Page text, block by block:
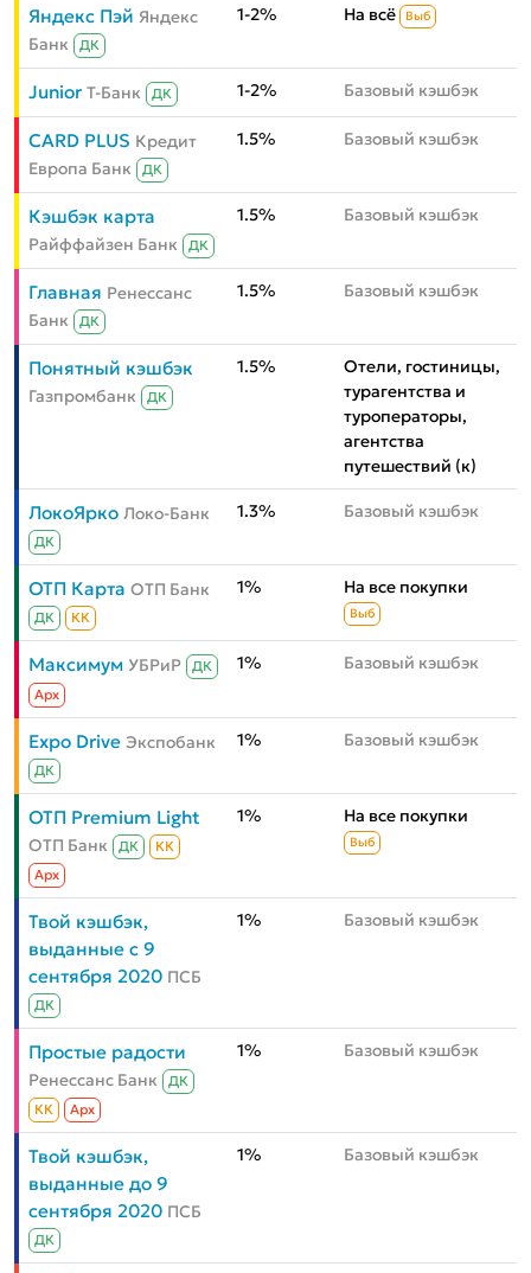
Яндекс Пэй Яндекс
Банк
ДК
1-2% На всё Выб
Junior Т-Банк ДК 1-2% Базовый кэшбэк
CARD PLUS Кредит
Европа Банк
ДК
1.5% Базовый кэшбэк
Кэшбэк карта
Райффайзен Банк ДК
1.5% Базовый кэшбэк
Главная Ренессанс
Банк
ДК
1.5% Базовый кэшбэк
Понятный кэшбэк
Газпромбанк ДК
1.5%
Отели, гостиницы,
турагентства и
туроператоры,
агентства
путешествий (к)
ЛокоЯрко Локо-Банк
ДК
1.3% Базовый кэшбэк
ОТП Карта ОТП Банк
ДК КК
1% На все покупки
Выб
Максимум УБРиР
ДК
Aрх
1% Базовый кэшбэк
Expo Drive Экспобанк
ДК
1% Базовый кэшбэк
ОТП Premium Light
ОТП Банк ДК
КК
Aрх
1% На все покупки
Выб
Твой кэшбэк,
выданные с 9
сентября 2020 ПСБ
ДК
1% Базовый кэшбэк
Простые радости
Ренессанс Банк
ДК
КК
Aрх
1% Базовый кэшбэк
Твой кэшбэк,
выданные до 9
сентября 2020 ПСБ
ДК
1% Базовый кэшбэк